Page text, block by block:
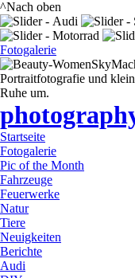
^Nach oben
Fotogalerie
Portraitfotografie und
Ruhe um.
Startseite
Fotogalerie
Pic of the Month
Fahrzeuge
Feuerwerke
Natur
Tiere
Neuigkeiten
Berichte
Audi